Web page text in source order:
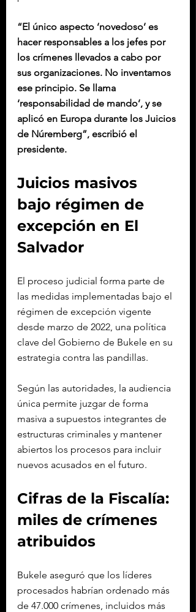
“El único aspecto ‘novedoso’ es
hacer responsables a los jefes por
los crímenes llevados a cabo por
sus organizaciones. No inventamos
ese principio. Se llama
‘responsabilidad de mando’, y se
aplicó en Europa durante los Juicios
de Núremberg”, escribió el
presidente.
Juicios masivos
bajo régimen de
excepción en El
Salvador
El proceso judicial forma parte de
las medidas implementadas bajo el
régimen de excepción vigente
desde marzo de 2022, una política
clave del Gobierno de Bukele en su
estrategia contra las pandillas.
Según las autoridades, la audiencia
única permite juzgar de forma
masiva a supuestos integrantes de
estructuras criminales y mantener
abiertos los procesos para incluir
nuevos acusados en el futuro.
Cifras de la Fiscalía:
miles de crímenes
atribuidos
Bukele aseguró que los líderes
procesados habrían ordenado más
de 47.000 crímenes, incluidos más